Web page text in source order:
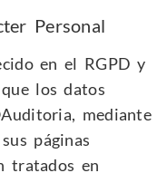
Personal
en el RGPD y
los datos
mediante
páginas
tratados en